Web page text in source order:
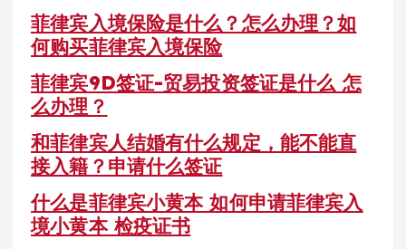
菲律宾入境保险是什么？怎么办理？如
何购买菲律宾入境保险
菲律宾9D签证-贸易投资签证是什么 怎
么办理？
和菲律宾人结婚有什么规定，能不能直
接入籍？申请什么签证
什么是菲律宾小黄本 如何申请菲律宾入
境小黄本 检疫证书